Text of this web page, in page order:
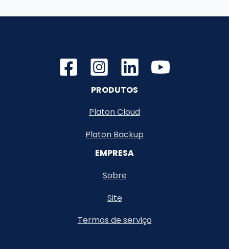
PRODUTOS
Platon Cloud
Platon Backup
EMPRESA
Sobre
Site
Termos de serviço